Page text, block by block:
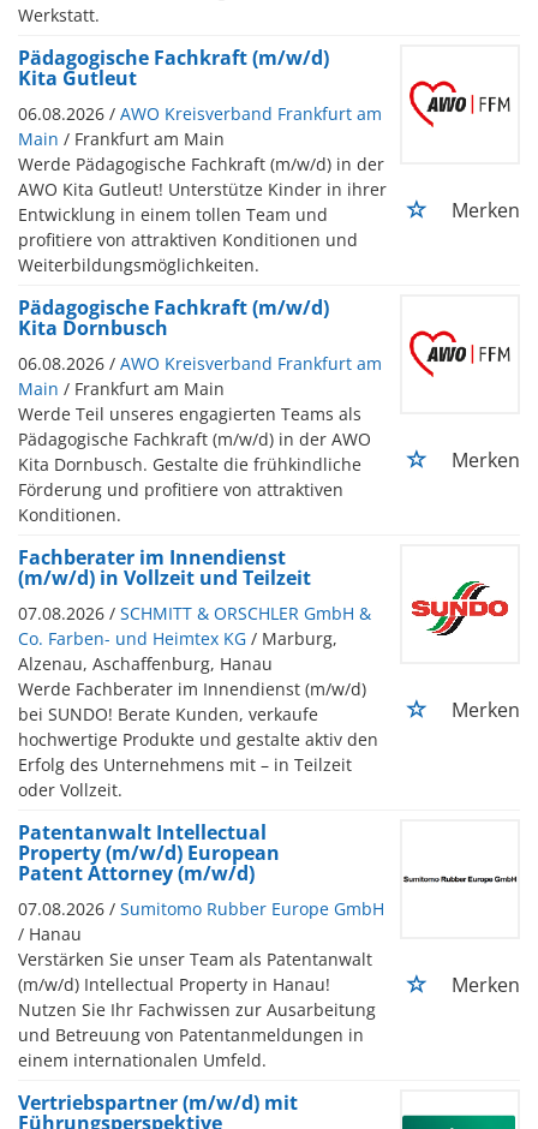
Werkstatt.
Pädagogische Fachkraft (m/w/d)
Kita Gutleut
06.08.2026 / AWO Kreisverband Frankfurt am
Main / Frankfurt am Main
Werde Pädagogische Fachkraft (m/w/d) in der
AWO Kita Gutleut! Unterstütze Kinder in ihrer
Entwicklung in einem tollen Team und
profitiere von attraktiven Konditionen und
Weiterbildungsmöglichkeiten.
Merken
Pädagogische Fachkraft (m/w/d)
Kita Dornbusch
06.08.2026 / AWO Kreisverband Frankfurt am
Main / Frankfurt am Main
Werde Teil unseres engagierten Teams als
Pädagogische Fachkraft (m/w/d) in der AWO
Kita Dornbusch. Gestalte die frühkindliche
Förderung und profitiere von attraktiven
Konditionen.
Merken
Fachberater im Innendienst
(m/w/d) in Vollzeit und Teilzeit
07.08.2026 / SCHMITT & ORSCHLER GmbH &
Co. Farben- und Heimtex KG / Marburg,
Alzenau, Aschaffenburg, Hanau
Werde Fachberater im Innendienst (m/w/d)
bei SUNDO! Berate Kunden, verkaufe
hochwertige Produkte und gestalte aktiv den
Erfolg des Unternehmens mit – in Teilzeit
oder Vollzeit.
Merken
Patentanwalt Intellectual
Property (m/w/d) European
Patent Attorney (m/w/d)
07.08.2026 / Sumitomo Rubber Europe GmbH
/ Hanau
Verstärken Sie unser Team als Patentanwalt
(m/w/d) Intellectual Property in Hanau!
Nutzen Sie Ihr Fachwissen zur Ausarbeitung
und Betreuung von Patentanmeldungen in
einem internationalen Umfeld.
Merken
Vertriebspartner (m/w/d) mit
Führungsperspektive